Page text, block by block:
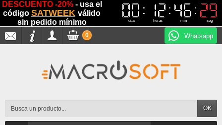
DESCUENTO -20% - usa el
código SATWEEK válido
sin pedido mínimo
00
00
dias
12
12
horas
46
46
min
29
29
seg
Whatsapp
OK
0